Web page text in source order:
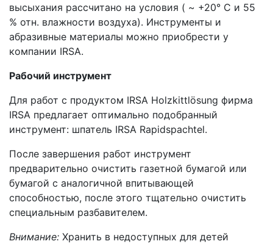
высыхания рассчитано на условия ( ~ +20° С и 55
% отн. влажности воздуха). Инструменты и
абразивные материалы можно приобрести у
компании IRSA.
Рабочий инструмент
Для работ с продуктом IRSA Holzkittlösung фирма
IRSA предлагает оптимально подобранный
инструмент: шпатель IRSA Rapidspachtel.
После завершения работ инструмент
предварительно очистить газетной бумагой или
бумагой с аналогичной впитывающей
способностью, после этого тщательно очистить
cпециальным разбавителем.
Внимание: Хранить в недоступных для детей